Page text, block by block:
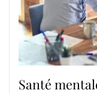
Santé